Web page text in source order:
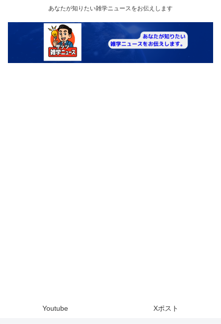
あなたが知りたい雑学ニュースをお伝えします
Youtube Xポスト